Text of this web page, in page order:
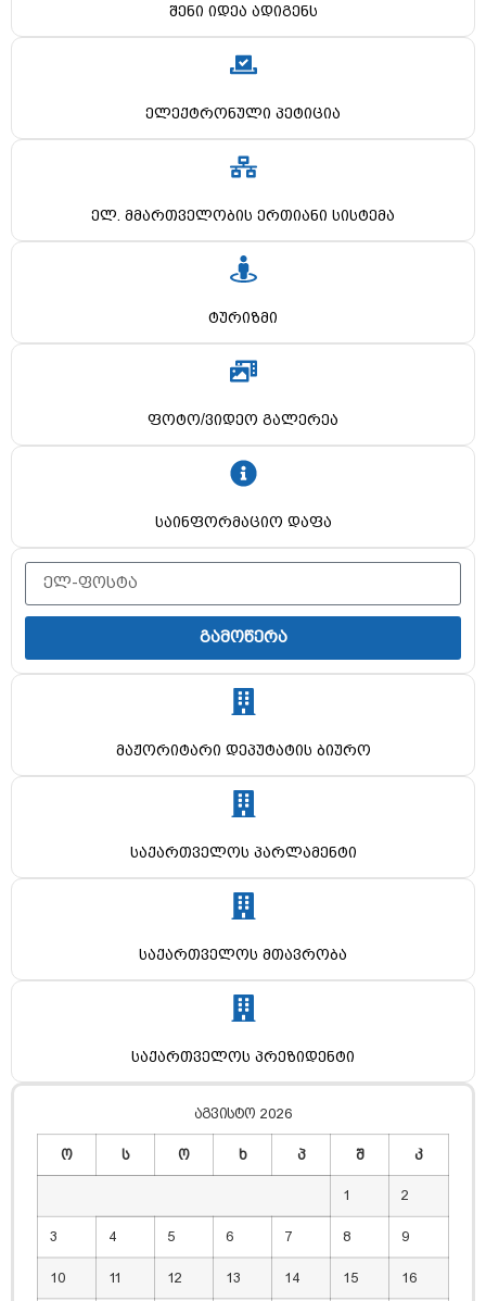
შენი იდეა ადიგენს
ელექტრონული პეტიცია
ელ. მმართველობის ერთიანი სისტემა
ტურიზმი
ფოტო/ვიდეო გალერეა
საინფორმაციო დაფა
გამოწერა
მაჟორიტარი დეპუტატის ბიურო
საქართველოს პარლამენტი
საქართველოს მთავრობა
საქართველოს პრეზიდენტი
აგვისტო 2026
ო ს ო ხ პ შ კ
1 2
3 4 5 6 7 8 9
10 11 12 13 14 15 16